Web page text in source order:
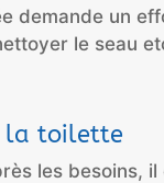
demande un
le seau
la toilette
les besoins,